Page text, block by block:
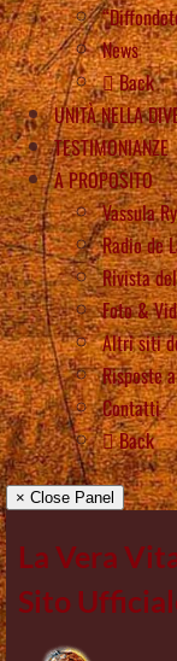
News
Back
UNITÀ NELLA
TESTIMONIANZE
A PROPOSITO
Vassula
Radio de
Rivista
Foto &
Altri siti
Risposte
Contatti
Back
× Close Panel
La Vera
Sito